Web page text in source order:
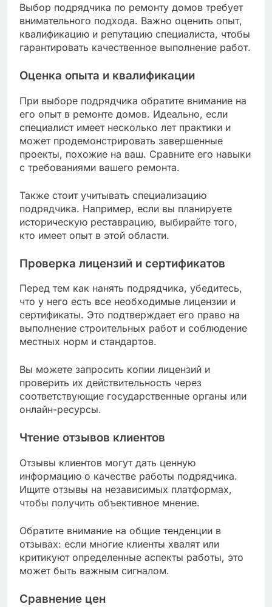
Выбор подрядчика по ремонту домов требует
внимательного подхода. Важно оценить опыт,
квалификацию и репутацию специалиста, чтобы
гарантировать качественное выполнение работ.
Оценка опыта и квалификации
При выборе подрядчика обратите внимание на
его опыт в ремонте домов. Идеально, если
специалист имеет несколько лет практики и
может продемонстрировать завершенные
проекты, похожие на ваш. Сравните его навыки
с требованиями вашего ремонта.
Также стоит учитывать специализацию
подрядчика. Например, если вы планируете
историческую реставрацию, выбирайте того,
кто имеет опыт в этой области.
Проверка лицензий и сертификатов
Перед тем как нанять подрядчика, убедитесь,
что у него есть все необходимые лицензии и
сертификаты. Это подтверждает его право на
выполнение строительных работ и соблюдение
местных норм и стандартов.
Вы можете запросить копии лицензий и
проверить их действительность через
соответствующие государственные органы или
онлайн-ресурсы.
Чтение отзывов клиентов
Отзывы клиентов могут дать ценную
информацию о качестве работы подрядчика.
Ищите отзывы на независимых платформах,
чтобы получить объективное мнение.
Обратите внимание на общие тенденции в
отзывах: если многие клиенты хвалят или
критикуют определенные аспекты работы, это
может быть важным сигналом.
Сравнение цен